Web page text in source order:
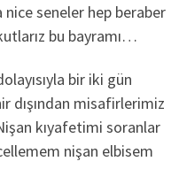
seneler hep beraber
bu bayramı…
bir iki gün
dışından misafirlerimiz
kıyafetimi soranlar
nişan elbisem